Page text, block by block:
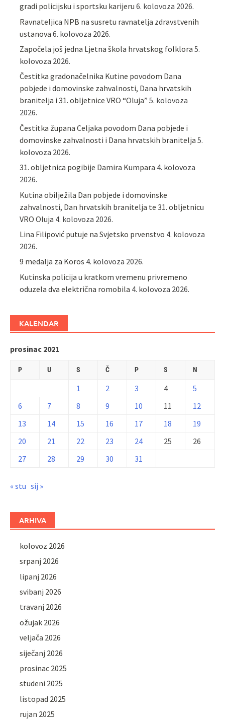
gradi policijsku i sportsku karijeru 6. kolovoza 2026.
Ravnateljica NPB na susretu ravnatelja zdravstvenih
ustanova 6. kolovoza 2026.
Započela još jedna Ljetna škola hrvatskog folklora 5.
kolovoza 2026.
Čestitka gradonačelnika Kutine povodom Dana
pobjede i domovinske zahvalnosti, Dana hrvatskih
branitelja i 31. obljetnice VRO “Oluja” 5. kolovoza
2026.
Čestitka župana Celjaka povodom Dana pobjede i
domovinske zahvalnosti i Dana hrvatskih branitelja 5.
kolovoza 2026.
31. obljetnica pogibije Damira Kumpara 4. kolovoza
2026.
Kutina obilježila Dan pobjede i domovinske
zahvalnosti, Dan hrvatskih branitelja te 31. obljetnicu
VRO Oluja 4. kolovoza 2026.
Lina Filipović putuje na Svjetsko prvenstvo 4. kolovoza
2026.
9 medalja za Koros 4. kolovoza 2026.
Kutinska policija u kratkom vremenu privremeno
oduzela dva električna romobila 4. kolovoza 2026.
KALENDAR
prosinac 2021
P U S Č P S N
1 2 3 4
5
6
7 8 9 10 11
12
13
14 15 16 17 18
19
20
21 22 23 24 25
26
27
28 29 30 31
« stu sij »
ARHIVA
kolovoz 2026
srpanj 2026
lipanj 2026
svibanj 2026
travanj 2026
ožujak 2026
veljača 2026
siječanj 2026
prosinac 2025
studeni 2025
listopad 2025
rujan 2025